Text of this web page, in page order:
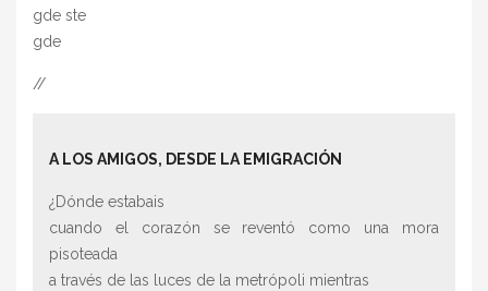
gde ste
gde
//
A LOS AMIGOS, DESDE LA EMIGRACIÓN
¿Dónde estabais
cuando el corazón se reventó como una mora
pisoteada
a través de las luces de la metrópoli mientras